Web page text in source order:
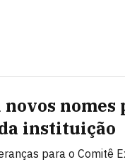
nomes
instituição
para o Comitê